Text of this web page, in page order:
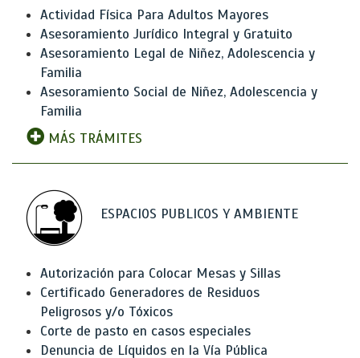
Actividad Física Para Adultos Mayores
Asesoramiento Jurídico Integral y Gratuito
Asesoramiento Legal de Niñez, Adolescencia y
Familia
Asesoramiento Social de Niñez, Adolescencia y
Familia
MÁS TRÁMITES
ESPACIOS PUBLICOS Y AMBIENTE
Autorización para Colocar Mesas y Sillas
Certificado Generadores de Residuos
Peligrosos y/o Tóxicos
Corte de pasto en casos especiales
Denuncia de Líquidos en la Vía Pública